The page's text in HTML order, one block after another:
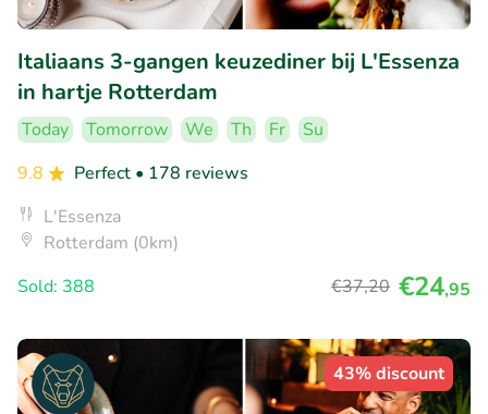
Italiaans 3-gangen keuzediner bij L'Essenza
in hartje Rotterdam
Today Tomorrow We Th Fr
Su
9.8
Perfect • 178 reviews
L'Essenza
Rotterdam (0km)
Sold: 388
€37,20 €24,95
43% discount